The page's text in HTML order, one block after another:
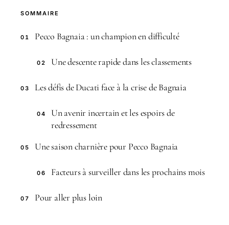
SOMMAIRE
01 Pecco Bagnaia : un champion en difficulté
02 Une descente rapide dans les classements
03 Les défis de Ducati face à la crise de Bagnaia
04
Un avenir incertain et les espoirs de
redressement
05 Une saison charnière pour Pecco Bagnaia
06 Facteurs à surveiller dans les prochains mois
07 Pour aller plus loin